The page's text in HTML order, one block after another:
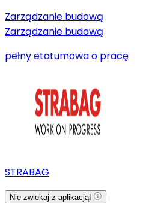
Zarządzanie budową
Zarządzanie budową
pełny etatumowa o pracę
STRABAG
Nie zwlekaj z aplikacją!